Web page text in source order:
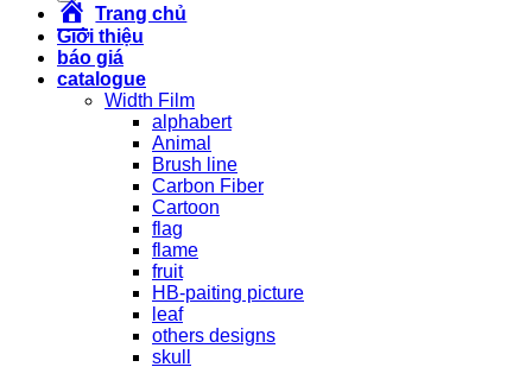
Trang chủ
Giới thiệu
báo giá
catalogue
Width Film
alphabert
Animal
Brush line
Carbon Fiber
Cartoon
flag
flame
fruit
HB-paiting picture
leaf
others designs
skull